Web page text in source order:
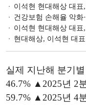
이석현 현대해상 대표,
건강보험 손해율 악화·법인세 인상에
이석현 현대해상 대표, 듀레이
현대해상, 이석현 대표 합류…오너
실제 지난해 분기
46.7% ▲2025년 2
59.7% ▲2025년 4